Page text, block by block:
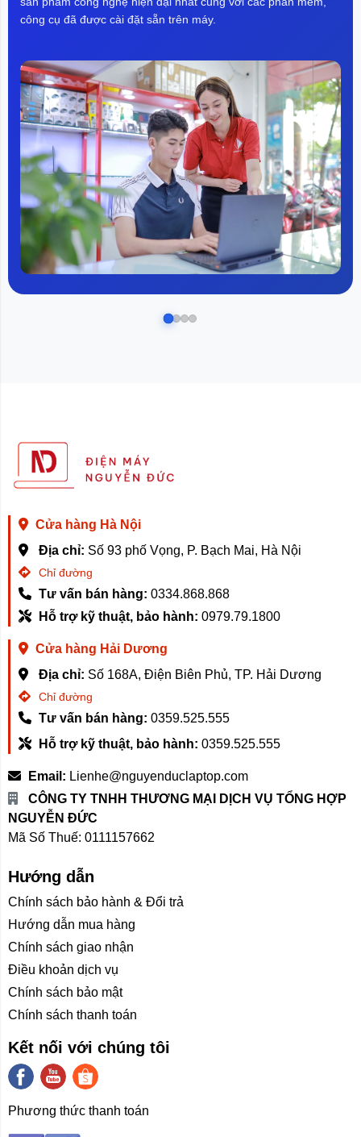
công cụ đã được cài đặt sẵn trên máy.
Cửa hàng Hà Nội
Địa chỉ: Số 93 phố Vọng, P. Bạch Mai, Hà Nội
Chỉ đường
Tư vấn bán hàng: 0334.868.868
Hỗ trợ kỹ thuật, bảo hành: 0979.79.1800
Cửa hàng Hải Dương
Địa chỉ: Số 168A, Điện Biên Phủ, TP. Hải Dương
Chỉ đường
Tư vấn bán hàng: 0359.525.555
Hỗ trợ kỹ thuật, bảo hành: 0359.525.555
Email: Lienhe@nguyenduclaptop.com
CÔNG TY TNHH THƯƠNG MẠI DỊCH VỤ TỔNG HỢP
NGUYỄN ĐỨC
Mã Số Thuế: 0111157662
Hướng dẫn
Chính sách bảo hành & Đổi trả
Hướng dẫn mua hàng
Chính sách giao nhận
Điều khoản dịch vụ
Chính sách bảo mật
Chính sách thanh toán
Kết nối với chúng tôi
Phương thức thanh toán